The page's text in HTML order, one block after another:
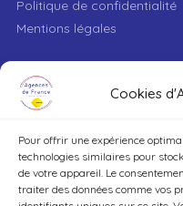
Cookies
Pour offrir une expérience
technologies similaires pour
de votre appareil. Le
traiter des données comme vos
Politique de confidentialité
Mentions légales
VILLE
TYPE DE BIEN